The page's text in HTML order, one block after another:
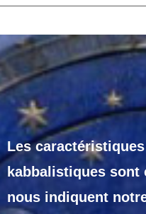
Les
kabbalistiques sont
nous indiquent